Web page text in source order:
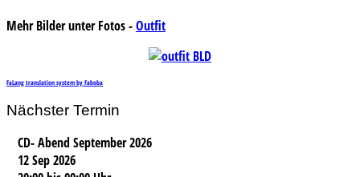
Mehr Bilder unter Fotos -Outfit
FaLang translation system by Faboba
Nächster Termin
CD- Abend September 2026
12 Sep 2026